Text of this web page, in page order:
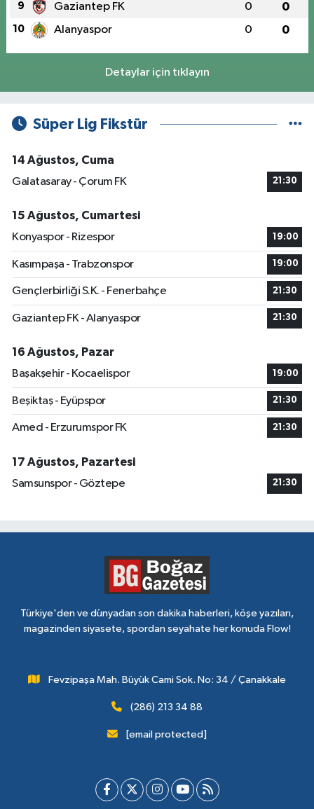
9 Gaziantep FK 0 0
10 Alanyaspor 0 0
Detaylar için tıklayın
Süper Lig Fikstür
14 Ağustos, Cuma
Galatasaray - Çorum FK
21:30
15 Ağustos, Cumartesi
Konyaspor - Rizespor
19:00
Kasımpaşa - Trabzonspor 19:00
Gençlerbirliği S.K. - Fenerbahçe 21:30
Gaziantep FK - Alanyaspor 21:30
16 Ağustos, Pazar
Başakşehir - Kocaelispor
19:00
Beşiktaş - Eyüpspor 21:30
Amed - Erzurumspor FK 21:30
17 Ağustos, Pazartesi
Samsunspor - Göztepe
21:30
Türkiye'den ve dünyadan son dakika haberleri, köşe yazıları,
magazinden siyasete, spordan seyahate her konuda Flow!
Fevzipaşa Mah. Büyük Cami Sok. No: 34 / Çanakkale
(286) 213 34 88
[email protected]